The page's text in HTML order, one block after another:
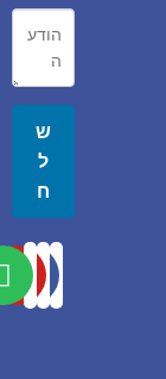
ש
ל
ח